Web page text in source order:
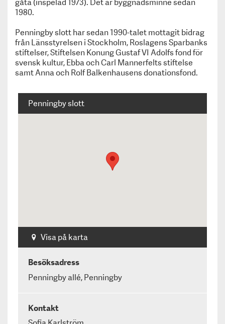
Kulturarvspris till Mimmi Mannheimer och Kalmar
Om oss
För medlemsmuseer
Information till medlemmar
Medlemskap
Kurs & Konferens
Jobbtorg & Vandringsutställningar
Privacy policy
Besöksmål
Utställningar
gåta(inspelad 1973). Det ärbyggnadsminnesedan
1980.
Penningby slott har sedan 1990-talet mottagit bidrag
från Länsstyrelsen i Stockholm,Roslagens Sparbanks
stiftelser, Stiftelsen Konung Gustaf VI Adolfs fond för
svensk kultur, Ebba och Carl Mannerfelts stiftelse
samt Anna och Rolf Balkenhausens donationsfond.
Penningby slott
Visa på karta
Besöksadress
Penningby allé, Penningby
Kontakt